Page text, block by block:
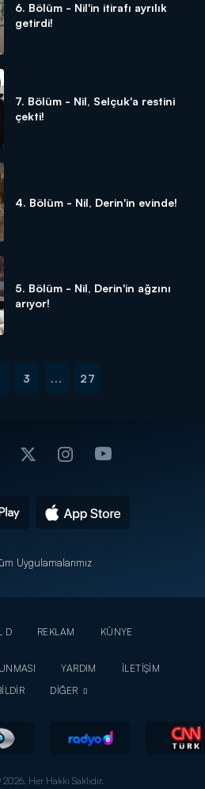
6. Bölüm - Nil'in itirafı ayrılık
getirdi!
7. Bölüm - Nil, Selçuk'a restini
çekti!
4. Bölüm - Nil, Derin'in evinde!
5. Bölüm - Nil, Derin'in ağzını
arıyor!
3 ... 27
Uygulamalarımız
D REKLAM
KÜNYE
YARDIM
İLETİŞİM
DİĞER
Her Hakkı Saklıdır.